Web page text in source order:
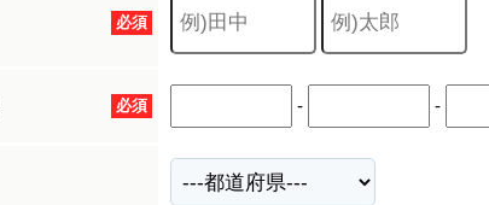
必須
必須 - -